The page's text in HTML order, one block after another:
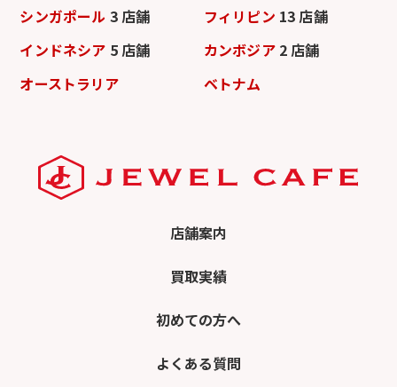
シンガポール 3 店舗 フィリピン 13 店舗
インドネシア 5 店舗 カンボジア 2 店舗
オーストラリア
ベトナム
店舗案内
買取実績
初めての方へ
よくある質問